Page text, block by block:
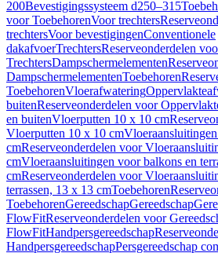
200Bevestigingssysteem d250–315
voor ToebehorenVoor trechters
trechtersVoor bevestigingenConventionele
dakafvoerTrechtersReserveonderdelen
TrechtersDampschermelementen
DampschermelementenToebehoren
ToebehorenVloerafwatering
buitenReserveonderdelen voor
en buitenVloerputten 10 x 10 cm
Vloerputten 10 x 10 cm
cmReserveonderdelen voor
cmVloeraansluitingen voor balkons en
cmReserveonderdelen voor
terrassen, 13 x 13 cmToebehoren
ToebehorenGereedschapGereedschap
FlowFitReserveonderdelen voor
FlowFitHandpersgereedschap
HandpersgereedschapPersgereedschap